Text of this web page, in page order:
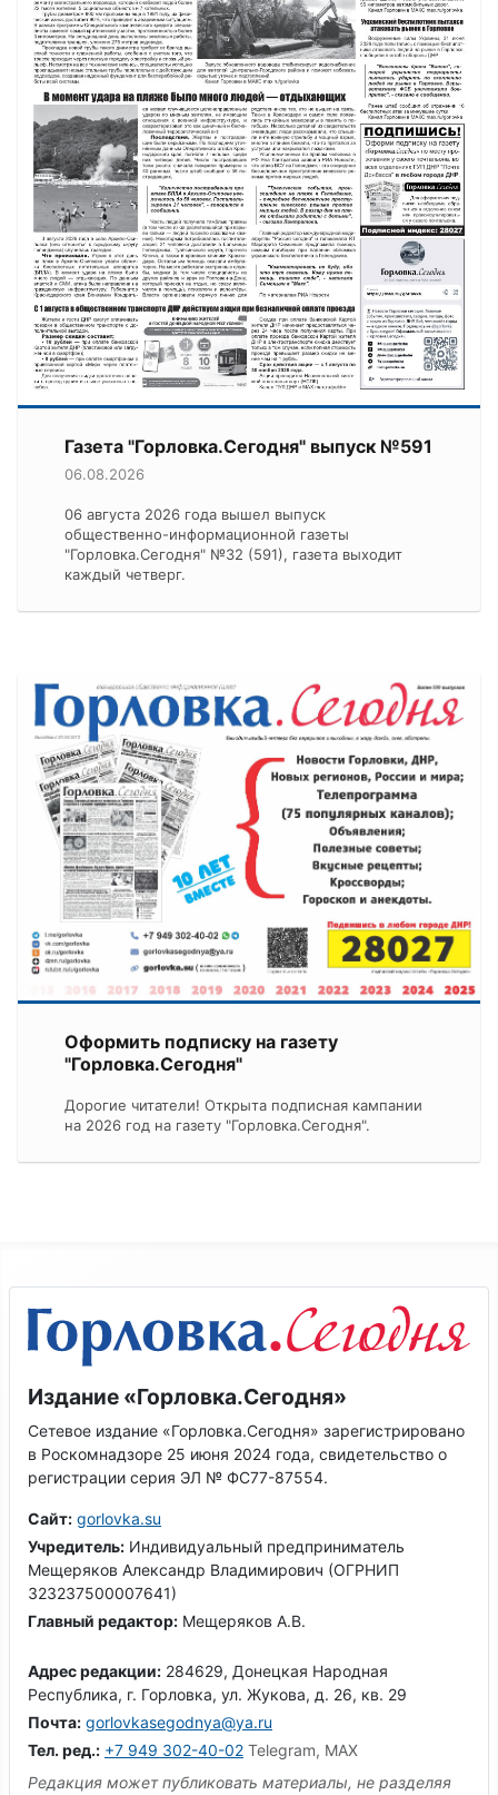
Газета "Горловка.Сегодня" выпуск №591
06.08.2026
06 августа 2026 года вышел выпуск
общественно-информационной газеты
"Горловка.Сегодня" №32 (591), газета выходит
каждый четверг.
Оформить подписку на газету
"Горловка.Сегодня"
Дорогие читатели! Открыта подписная кампании
на 2026 год на газету "Горловка.Сегодня".
Издание «Горловка.Сегодня»
Сетевое издание «Горловка.Сегодня» зарегистрировано
в Роскомнадзоре 25 июня 2024 года, свидетельство о
регистрации серия ЭЛ № ФС77-87554.
Сайт: gorlovka.su
Учредитель: Индивидуальный предприниматель
Мещеряков Александр Владимирович (ОГРНИП
323237500007641)
Главный редактор: Мещеряков А.В.
Адрес редакции: 284629, Донецкая Народная
Республика, г. Горловка, ул. Жукова, д. 26, кв. 29
Почта: gorlovkasegodnya@ya.ru
Тел. ред.: +7 949 302-40-02 Telegram, MAX
Редакция может публиковать материалы, не разделяя